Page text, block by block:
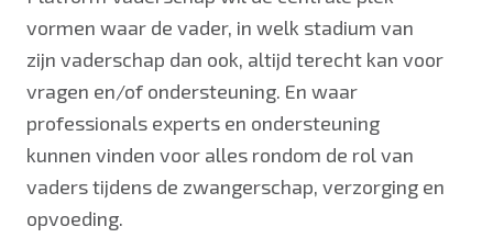
vormen waar de vader, in welk stadium van
zijn vaderschap dan ook, altijd terecht kan voor
vragen en/of ondersteuning. En waar
professionals experts en ondersteuning
kunnen vinden voor alles rondom de rol van
vaders tijdens de zwangerschap, verzorging en
opvoeding.